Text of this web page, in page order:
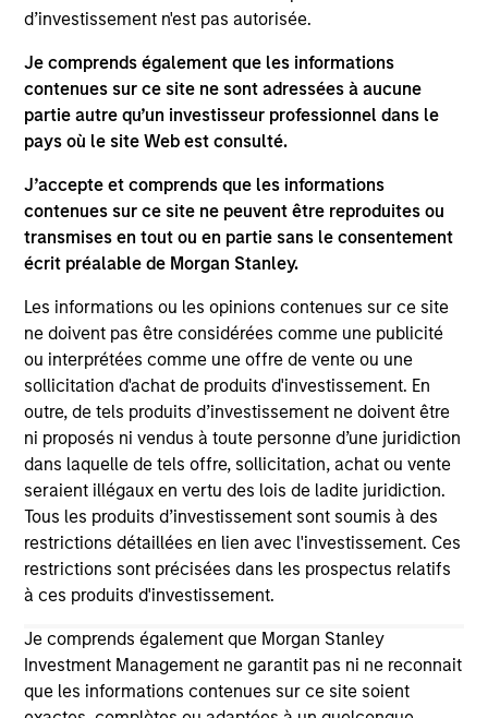
d’investissement n'est pas autorisée.
Je comprends également que les informations
contenues sur ce site ne sont adressées à aucune
partie autre qu’un investisseur professionnel dans le
pays où le site Web est consulté.
J’accepte et comprends que les informations
contenues sur ce site ne peuvent être reproduites ou
transmises en tout ou en partie sans le consentement
écrit préalable de Morgan Stanley.
Les informations ou les opinions contenues sur ce site
ne doivent pas être considérées comme une publicité
ou interprétées comme une offre de vente ou une
sollicitation d'achat de produits d'investissement. En
outre, de tels produits d’investissement ne doivent être
ni proposés ni vendus à toute personne d’une juridiction
dans laquelle de tels offre, sollicitation, achat ou vente
seraient illégaux en vertu des lois de ladite juridiction.
Tous les produits d’investissement sont soumis à des
restrictions détaillées en lien avec l'investissement. Ces
restrictions sont précisées dans les prospectus relatifs
à ces produits d'investissement.
Je comprends également que Morgan Stanley
Investment Management ne garantit pas ni ne reconnait
que les informations contenues sur ce site soient
are the property of their respective owners. The information
on this website has not been authorized, sponsored, or
otherwise approved by such owners. By clicking on any
links shown here, you agree that you are navigating to a
third party site. We are providing these hyperlinks to you
only as a convenience and the inclusion of any hyperlink is
not and does not imply any endorsement, approval,
investigation, verification or monitoring by us of any
information contained in any hyperlinked site. In no event
shall we be responsible for the information contained on
the site or your use of such site.
Morgan Stanley
Morgan Stanley Careers